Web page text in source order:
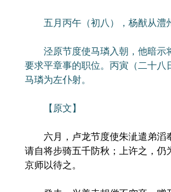
五月丙午（初八），杨猷从澧
泾原节度使马璘入朝，他暗示
要求平章事的职位。丙寅（二十八
马璘为左仆射。
【原文】
六月，卢龙节度使朱泚遣弟滔
请自将步骑五千防秋；上许之，仍
京师以待之。